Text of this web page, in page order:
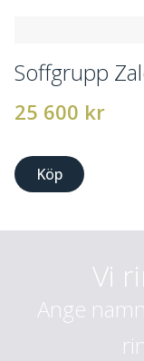
Soffgrupp
25 600 kr
Köp
Vi
Ange